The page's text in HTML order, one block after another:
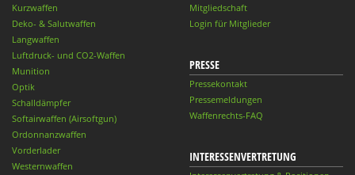
Kurzwaffen
Deko- & Salutwaffen
Langwaffen
Luftdruck- und CO2-Waffen
Munition
Optik
Schalldämpfer
Softairwaffen (Airsoftgun)
Ordonnanzwaffen
Vorderlader
Westernwaffen
Mitgliedschaft
Login für Mitglieder
PRESSE
Pressekontakt
Pressemeldungen
Waffenrechts-FAQ
INTERESSENVERTRETUNG